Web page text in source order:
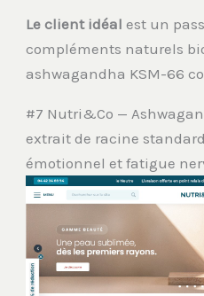
Le client idéal est un
compléments naturels
ashwagandha KSM-66
#7 Nutri&Co —
extrait de racine
émotionnel et fatigue